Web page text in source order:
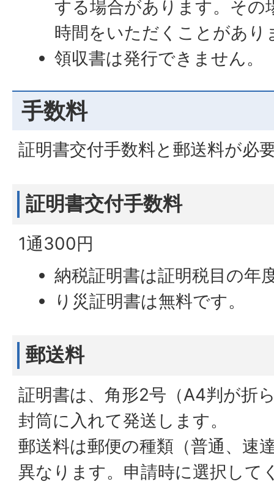
する場合があります。その
時間をいただくことがあり
領収書は発行できません。
手数料
証明書交付手数料と郵送料が必
証明書交付手数料
1通300円
納税証明書は証明税目の年
り災証明書は無料です。
郵送料
証明書は、角形2号（A4判が折
封筒に入れて発送します。
郵送料は郵便の種類（普通、速
異なります。申請時に選択して